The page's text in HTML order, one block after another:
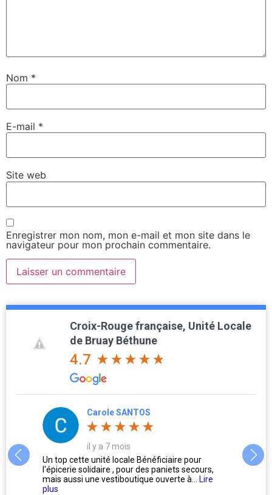
Nom *
E-mail *
Site web
Enregistrer mon nom, mon e-mail et mon site dans le
navigateur pour mon prochain commentaire.
Croix-Rouge française, Unité Locale
de Bruay Béthune
4.7
Carole SANTOS
il y a 7 mois
Un top cette unité locale Bénéficiaire pour
l'épicerie solidaire , pour des paniets secours,
mais aussi une vestiboutique ouverte à...
Lire
plus